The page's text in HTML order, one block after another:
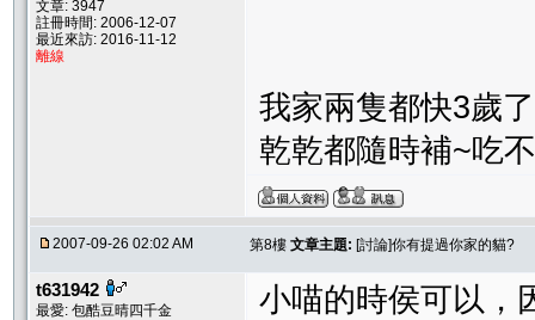
文章: 3947
註冊時間: 2006-12-07
最近來訪: 2016-11-12
離線
我家兩隻都快3歲
乾乾都隨時補~吃
2007-09-26 02:02 AM 第8樓 文章主題: [討論]你有提過你家的貓?
t631942
最愛: 包酷豆晴四千金
小喵的時侯可以，